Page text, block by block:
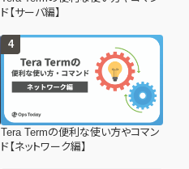
ド【サーバ編】
Tera Termの便利な使い方やコマン
ド【ネットワーク編】